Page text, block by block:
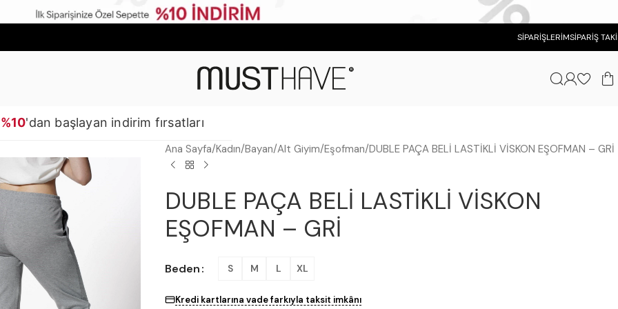
SIPARIŞLERIMSIPARIŞ
%10'dan başlayan indirim fırsatları
Ana Sayfa Kadın Bayan Alt Giyim Eşofman DUBLE PAÇA BELİ LASTİKLİ VİSKON EŞOFMAN – GRİ
DUBLE PAÇA BELİ LASTİKLİ VİSKON
EŞOFMAN – GRİ
Beden S M L XL
Kredi kartlarına vade farkıyla taksit imkânı